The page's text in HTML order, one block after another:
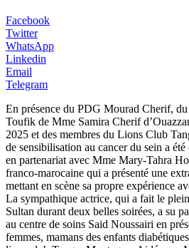
Facebook
Twitter
WhatsApp
Linkedin
Email
Telegram
En présence du PDG Mourad Cherif,
Toufik de Mme Samira Cherif
2025 et des membres du Lions Club
de sensibilisation au cancer du sein a
en partenariat avec Mme Mary-Tahra
franco-marocaine qui a présenté une
mettant en scène sa propre expérience
La sympathique actrice, qui a fait le
Sultan durant deux belles soirées, a su
au centre de soins Said Noussairi en
femmes, mamans des enfants